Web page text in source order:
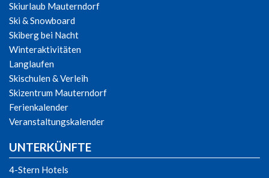
Skiurlaub Mauterndorf
Ski & Snowboard
Skiberg bei Nacht
Winteraktivitäten
Langlaufen
Skischulen & Verleih
Skizentrum Mauterndorf
Ferienkalender
Veranstaltungskalender
UNTERKÜNFTE
4-Stern Hotels